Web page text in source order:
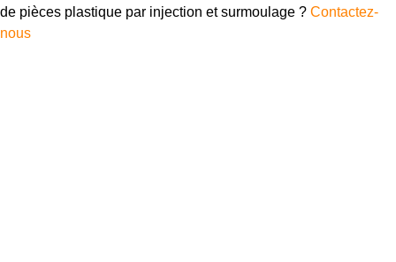
de pièces plastique par injection et surmoulage ? Contactez-
nous